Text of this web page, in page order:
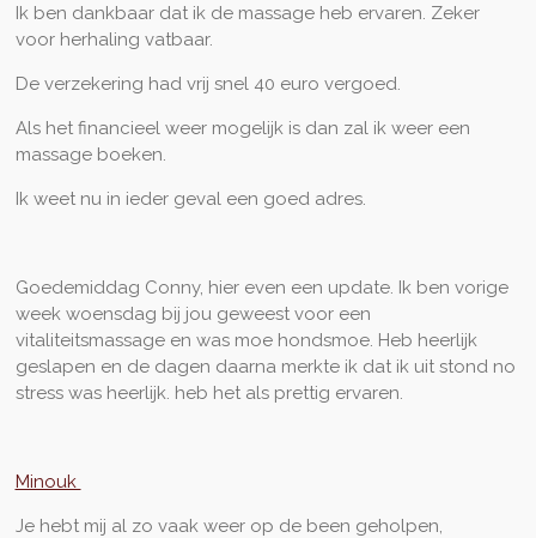
Ik ben dankbaar dat ik de massage heb ervaren. Zeker
voor herhaling vatbaar.
De verzekering had vrij snel 40 euro vergoed.
Als het financieel weer mogelijk is dan zal ik weer een
massage boeken.
Ik weet nu in ieder geval een goed adres.
Goedemiddag Conny, hier even een update. Ik ben vorige
week woensdag bij jou geweest voor een
vitaliteitsmassage en was moe hondsmoe. Heb heerlijk
geslapen en de dagen daarna merkte ik dat ik uit stond no
stress was heerlijk. heb het als prettig ervaren.
Minouk
Je hebt mij al zo vaak weer op de been geholpen,